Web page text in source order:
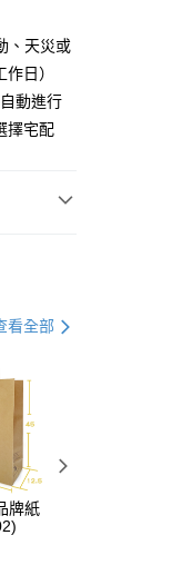
付的交易
款後即
為準。
分，恕
／銀行轉
及利
。
、天災或
日）
動進行
擇宅配
看全部
牌紙